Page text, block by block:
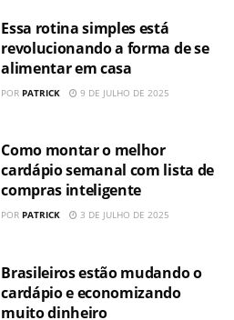
Essa rotina simples está
revolucionando a forma de se
alimentar em casa
POR PATRICK 9 DE JULHO DE 2025
Como montar o melhor
cardápio semanal com lista de
compras inteligente
POR PATRICK 3 DE JULHO DE 2025
Brasileiros estão mudando o
cardápio e economizando
muito dinheiro